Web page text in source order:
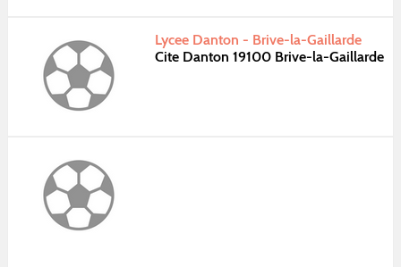
Lycee Danton - Brive-la-Gaillarde
Cite Danton 19100 Brive-la-Gaillarde